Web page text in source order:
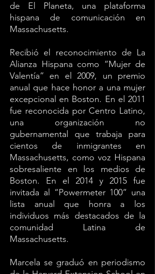
de El Planeta, una plataforma
hispana de comunicación en
Massachusetts.
Recibió el reconocimiento de La
Alianza Hispana como “Mujer de
Valentía” en el 2009, un premio
anual que hace honor a una mujer
excepcional en Boston. En el 2011
fue reconocida por Centro Latino,
una organización no
gubernamental que trabaja para
cientos de inmigrantes en
Massachusetts, como voz Hispana
sobresaliente en los medios de
Boston. En el 2014 y 2015 fue
invitada al “Powermeter 100” una
lista anual que honra a los
individuos más destacados de la
comunidad Latina de
Massachusetts.
Marcela se graduó en periodismo